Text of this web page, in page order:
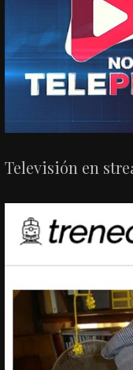
Televisión en